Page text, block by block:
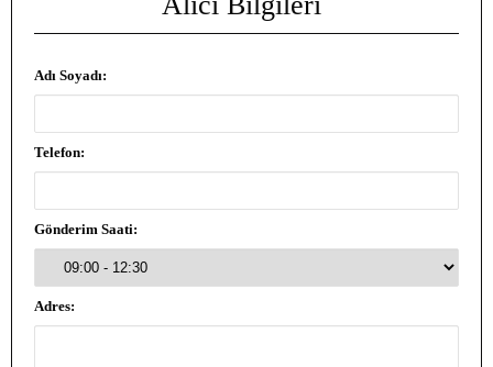
Adı Soyadı:
Telefon:
Gönderim Saati:
Adres: